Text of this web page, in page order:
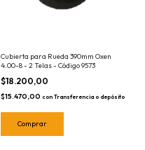
Cubierta para Rueda 390mm Oxen
4.00-8 - 2 Telas - Código 9573
$18.200,00
$15.470,00 con Transferencia o depósito